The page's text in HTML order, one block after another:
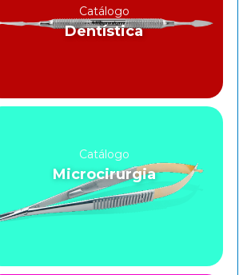
Catálogo
Dentística
Catálogo
Microcirurgia